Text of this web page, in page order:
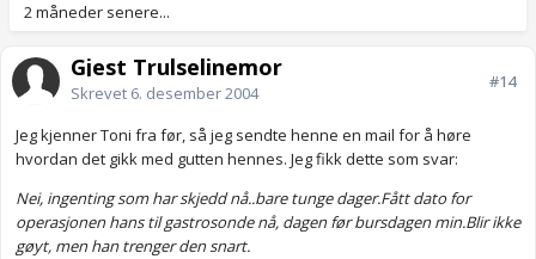
2 måneder senere...
Gjest Trulselinemor
Skrevet 6. desember 2004
#14
Jeg kjenner Toni fra før, så jeg sendte henne en mail for å høre
hvordan det gikk med gutten hennes. Jeg fikk dette som svar:
Nei, ingenting som har skjedd nå..bare tunge dager.Fått dato for
operasjonen hans til gastrosonde nå, dagen før bursdagen min.Blir ikke
gøyt, men han trenger den snart.